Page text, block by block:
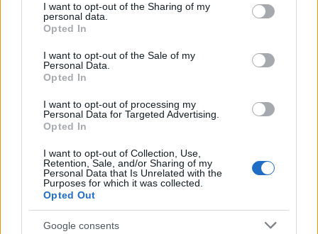
not limited to your visit or usage behaviour. You may click to
grant or deny consent to Google and its third-party tags to
use your data for below specified purposes in below Google
consent section.
I want to opt-out of the Sharing of my
personal data.
Opted In
I want to opt-out of the Sale of my
Personal Data.
Opted In
I want to opt-out of processing my
Personal Data for Targeted Advertising.
Opted In
I want to opt-out of Collection, Use,
Retention, Sale, and/or Sharing of my
Personal Data that Is Unrelated with the
Purposes for which it was collected.
Opted Out
Google consents